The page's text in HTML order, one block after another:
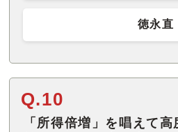
徳永直
Q.10
「所得倍増」を唱えて